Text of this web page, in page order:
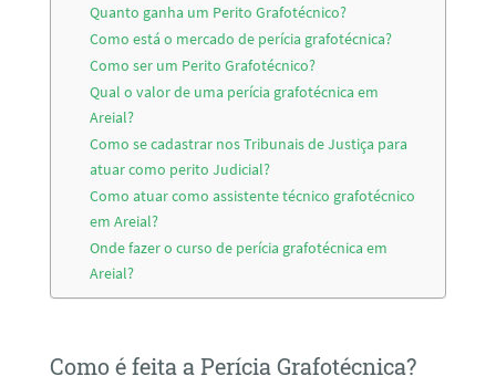
Quanto ganha um Perito Grafotécnico?
Como está o mercado de perícia grafotécnica?
Como ser um Perito Grafotécnico?
Qual o valor de uma perícia grafotécnica em
Areial?
Como se cadastrar nos Tribunais de Justiça para
atuar como perito Judicial?
Como atuar como assistente técnico grafotécnico
em Areial?
Onde fazer o curso de perícia grafotécnica em
Areial?
Como é feita a Perícia Grafotécnica?